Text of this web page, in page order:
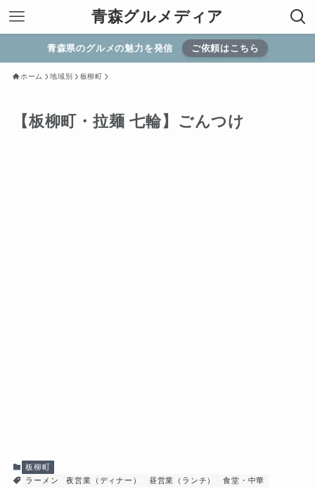
青森グルメディア
青森県のグルメの魅力を発信 ご依頼はこちら
ホーム 地域別 板柳町
【板柳町・拉麺 七輪】ごんつけ
板柳町
ラーメン
夜営業（ディナー） 昼営業（ランチ） 食堂・中華